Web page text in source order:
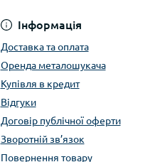
Інформація
Доставка та оплата
Оренда металошукача
Купівля в кредит
Відгуки
Договір публічної оферти
Зворотній зв’язок
Повернення товару